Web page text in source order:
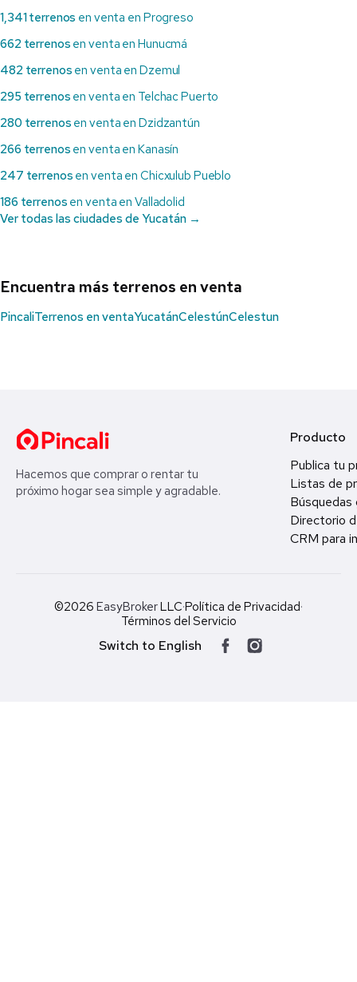
1,341 terrenos en venta en Progreso
662 terrenos en venta en Hunucmá
482 terrenos en venta en Dzemul
295 terrenos en venta en Telchac Puerto
280 terrenos en venta en Dzidzantún
266 terrenos en venta en Kanasín
247 terrenos en venta en Chicxulub Pueblo
186 terrenos en venta en Valladolid
Ver todas las ciudades de Yucatán →
Encuentra más terrenos en venta
PincaliTerrenos en ventaYucatánCelestúnCelestun
Hacemos que comprar o rentar tu
próximo hogar sea simple y agradable.
Producto
Publica tu
Listas de
Búsquedas
Directorio
CRM para
©2026 EasyBrokerLLC·Política de Privacidad·
Términos del Servicio
Switch to English